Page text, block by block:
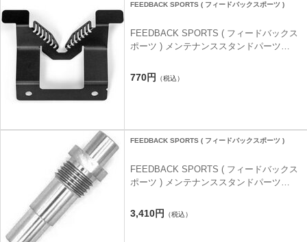
FEEDBACK SPORTS ( フィードバックスポーツ )
FEEDBACK SPORTS ( フィードバックス
ポーツ ) メンテナンススタンドパーツ
WHEELS ( ラック 2.0 ホイール アダプタ
ー 16インチホイール用 ) 16インチ
770円 （税込）
FEEDBACK SPORTS ( フィードバックスポーツ )
FEEDBACK SPORTS ( フィードバックス
ポーツ ) メンテナンススタンドパーツ
ダプター スプリント用 )
3,410円 （税込）